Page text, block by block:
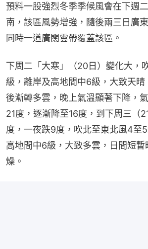
預料一股強烈冬季季候風會在下週
南，該區風勢增強，隨後兩三日廣
同時一道廣闊雲帶覆蓋該區。
下周二「大寒」（20日）變化大，
級，離岸及高地間中6級，大致天晴
後漸轉多雲，晚上氣溫顯著下降，
21度，逐漸降至16度，到下周三（
度，一夜跌9度，吹北至東北風4至
高地間中6級，大致多雲，日間短
燥。